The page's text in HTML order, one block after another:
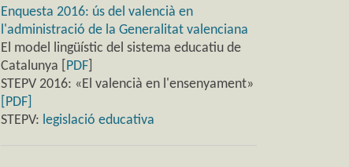
Enquesta 2016: ús del valencià en
l'administració de la Generalitat valenciana
El model lingüístic del sistema educatiu de
Catalunya [
PDF
STEPV 2016: «El valencià en l'ensenyament»
[PDF]
STEPV: legislació educativa